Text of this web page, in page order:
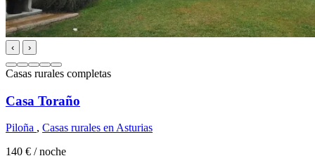
‹ ›
Casas rurales completas
Casa Toraño
Piloña , Casas rurales en Asturias
140 € / noche